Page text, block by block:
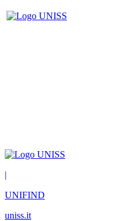
|
UNIFIND
uniss.it